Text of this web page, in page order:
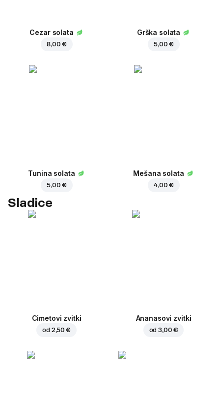
Cezar solata
8,00 €
Grška solata
5,00 €
Tunina solata
5,00 €
Mešana solata
4,00 €
Sladice
Cimetovi zvitki
od 2,50 €
Ananasovi zvitki
od3,00 €